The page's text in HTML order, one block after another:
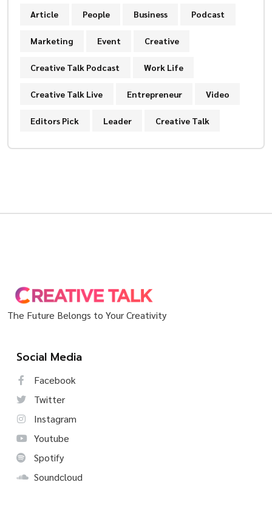
Article People Business Podcast
Marketing Event Creative
Creative Talk Podcast Work Life
Creative Talk Live Entrepreneur Video
Editors Pick Leader Creative Talk
The Future Belongs to Your Creativity
Social Media
Facebook
Twitter
Instagram
Youtube
Spotify
Soundcloud